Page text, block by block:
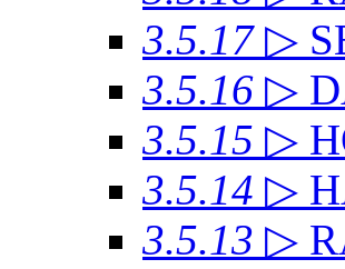
3.5.17 ▷
3.5.16 ▷
3.5.15 ▷
3.5.14 ▷
3.5.13 ▷